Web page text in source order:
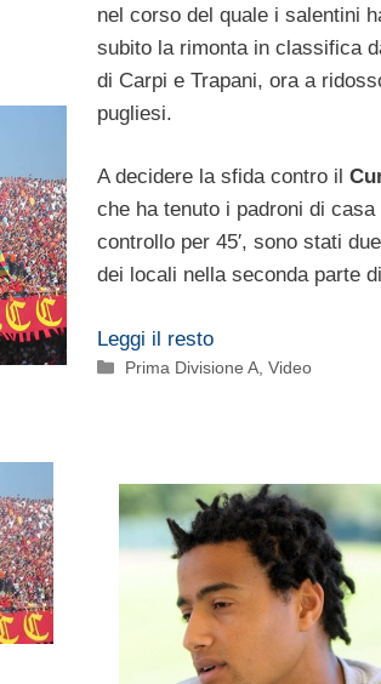
nel corso del quale i salentini
subito la rimonta in classifica
di Carpi e Trapani, ora a
pugliesi.
A decidere la sfida contro il
che ha tenuto i padroni di casa
controllo per 45′, sono stati
dei locali nella seconda parte
Leggi il resto
Categorie
Prima Divisione A ,Video